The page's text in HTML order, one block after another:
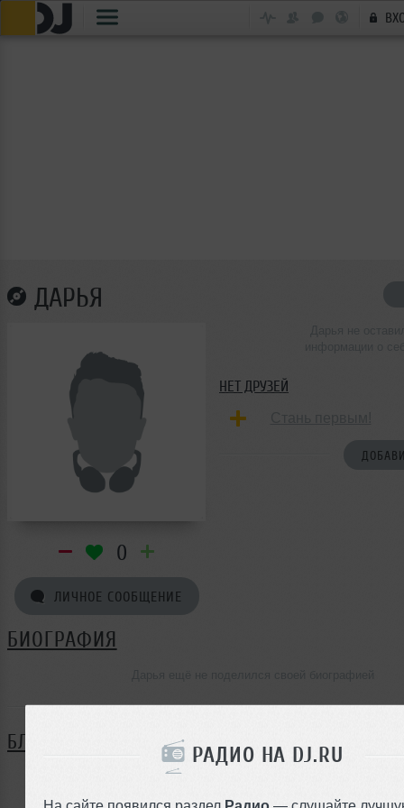
РАДИО НА DJ.RU
На сайте появился раздел Радио — слушайте
ДАРЬЯ
0
ЛИЧНОЕ СООБЩЕНИЕ
НЕТ ДРУЗЕЙ
БИОГРАФИЯ
БЛОГ